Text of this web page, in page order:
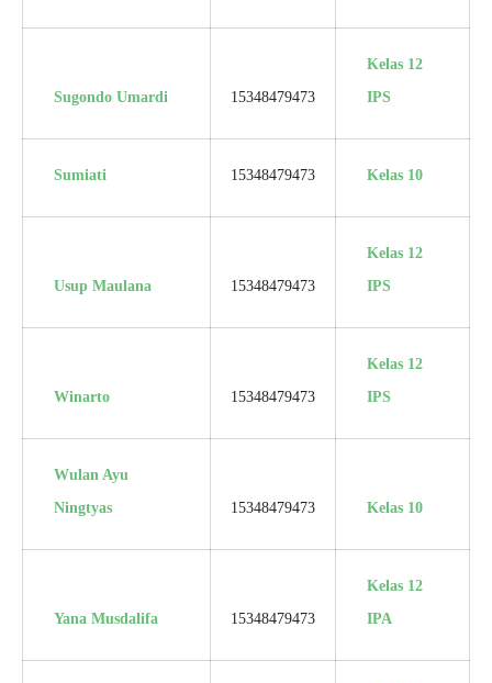
Sugondo Umardi 15348479473
Kelas 12
IPS
Sumiati 15348479473 Kelas 10
Usup Maulana 15348479473
Kelas 12
IPS
Winarto 15348479473
Kelas 12
IPS
Wulan Ayu
Ningtyas
15348479473 Kelas 10
Yana Musdalifa 15348479473
Kelas 12
IPA